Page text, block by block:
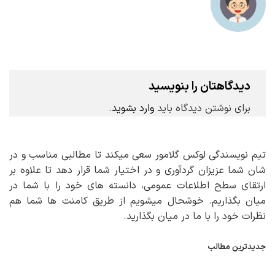
دیدگاهتان را بنویسید
برای نوشتن دیدگاه باید وارد بشوید.
تیم نویسندگی لوکس گلامور سعی میکند تا مطالبی مناسب و در
شان شما عزیزان گردآوری و در اختیار شما قرار دهد تا علاوه بر
ارتقای سطح اطلاعات عمومی، دانسته های خود را با شما در
میان بگذاریم. خوشحال میشویم از طریق کامنت ها شما هم
نظرات خود را با ما در میان بگذارید.
جدیدترین مطالب